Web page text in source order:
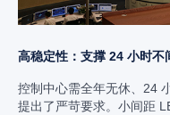
高稳定性：支撑 24 小时不
控制中心需全年无休、24
提出了严苛要求。小间距